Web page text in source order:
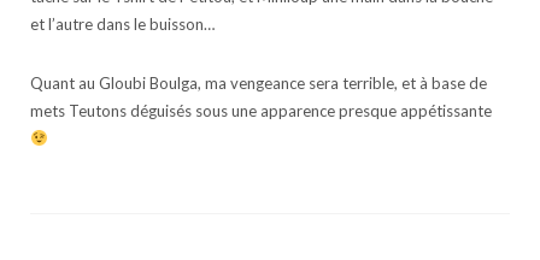
et l’autre dans le buisson…
Quant au Gloubi Boulga, ma vengeance sera terrible, et à base de
mets Teutons déguisés sous une apparence presque appétissante